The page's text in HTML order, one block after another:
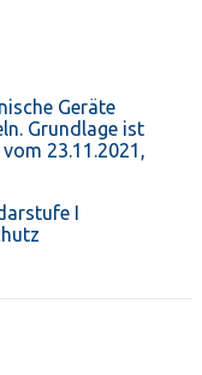
Geräte
Grundlage ist
23.11.2021,
I